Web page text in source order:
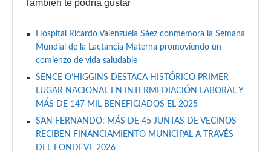
También te podría gustar
Hospital Ricardo Valenzuela Sáez conmemora la Semana
Mundial de la Lactancia Materna promoviendo un
comienzo de vida saludable
SENCE O’HIGGINS DESTACA HISTÓRICO PRIMER
LUGAR NACIONAL EN INTERMEDIACIÓN LABORAL Y
MÁS DE 147 MIL BENEFICIADOS EL 2025
SAN FERNANDO: MÁS DE 45 JUNTAS DE VECINOS
RECIBEN FINANCIAMIENTO MUNICIPAL A TRAVÉS
DEL FONDEVE 2026